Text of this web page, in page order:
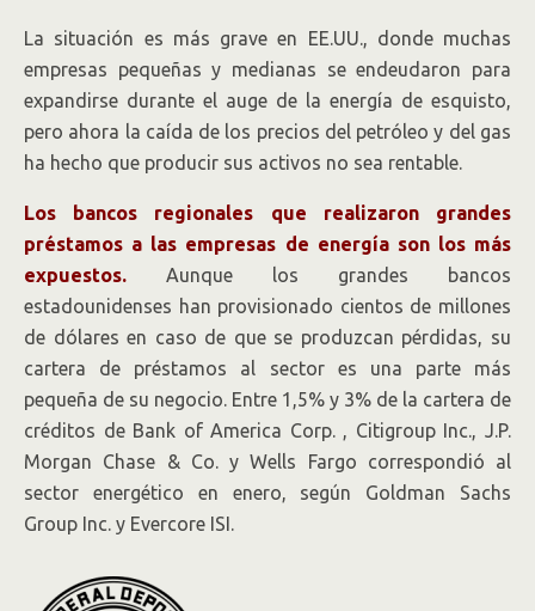
La situación es más grave en EE.UU., donde muchas
empresas pequeñas y medianas se endeudaron para
expandirse durante el auge de la energía de esquisto,
pero ahora la caída de los precios del petróleo y del gas
ha hecho que producir sus activos no sea rentable.
Los bancos regionales que realizaron grandes
préstamos a las empresas de energía son los más
expuestos. Aunque los grandes bancos
estadounidenses han provisionado cientos de millones
de dólares en caso de que se produzcan pérdidas, su
cartera de préstamos al sector es una parte más
pequeña de su negocio. Entre 1,5% y 3% de la cartera de
créditos de Bank of America Corp., CitigroupInc., J.P.
Morgan Chase & Co. y Wells Fargo correspondió al
sector energético en enero, según Goldman Sachs
Group Inc. y Evercore ISI.